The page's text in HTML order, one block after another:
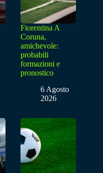
Fiorentina A
Coruna,
amichevole:
probabili
formazioni e
pronostico
6 Agosto
2026